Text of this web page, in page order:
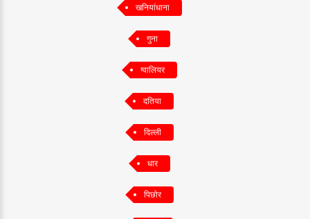
खनियांधाना
गुना
ग्वालियर
दतिया
दिल्ली
धार
पिछोर